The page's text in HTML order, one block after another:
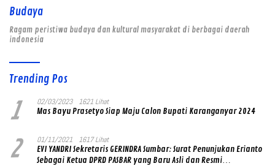
Budaya
Ragam peristiwa budaya dan kultural masyarakat di berbagai daerah
indonesia
Trending Pos
1 02/03/2023 1621 Lihat
Mas Bayu Prasetyo Siap Maju Calon Bupati Karanganyar 2024
2 01/11/2021 1617 Lihat
EVI YANDRI Sekretaris GERINDRA Sumbar: Surat Penunjukan Erianto
Sebagai Ketua DPRD PASBAR yang Baru Asli dan Resmi